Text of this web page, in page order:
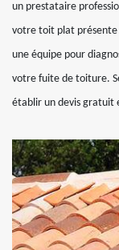
un prestataire
votre toit plat présente
une équipe pour
votre fuite de toiture.
établir un devis gratuit